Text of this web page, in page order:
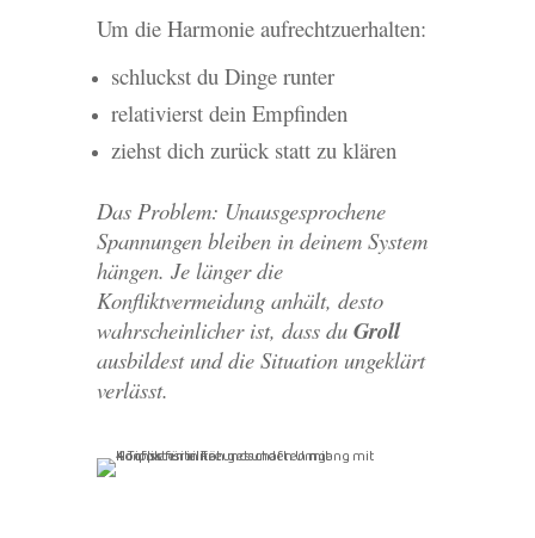
Um die Harmonie aufrechtzuerhalten:
schluckst du Dinge runter
relativierst dein Empfinden
ziehst dich zurück statt zu klären
Das Problem: Unausgesprochene
Spannungen bleiben in deinem System
hängen. Je länger die
Konfliktvermeidung anhält, desto
wahrscheinlicher ist, dass du Groll
ausbildest und die Situation ungeklärt
verlässt.